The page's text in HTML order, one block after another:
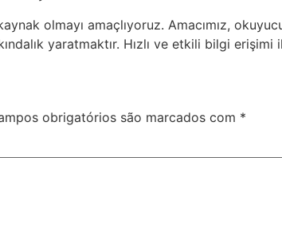
olmayı amaçlıyoruz. Amacımız,
yaratmaktır. Hızlı ve etkili bilgi
obrigatórios são marcados com *